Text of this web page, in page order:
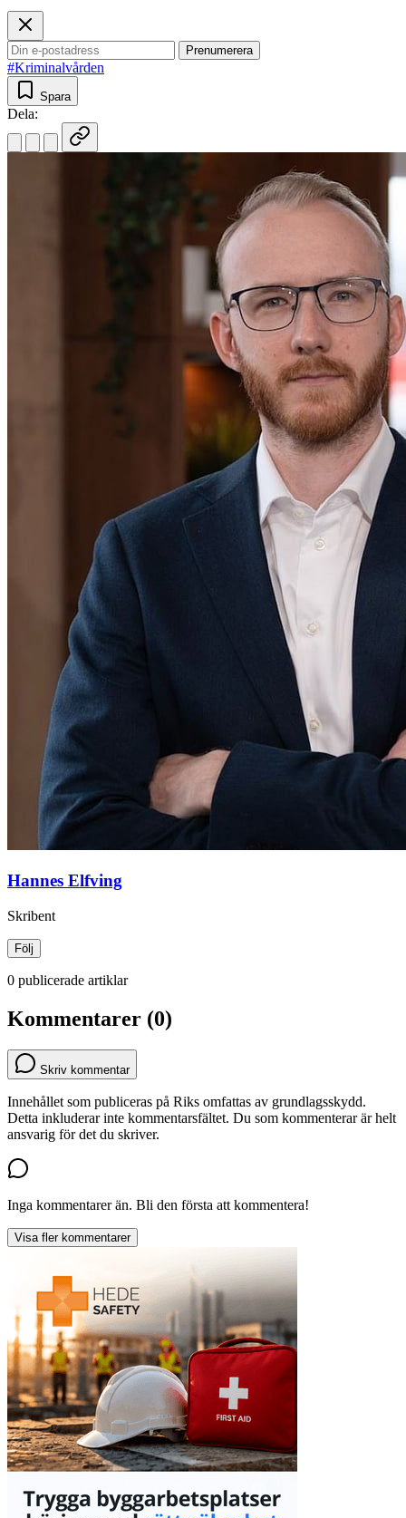
Prenumerera
#Kriminalvården
Spara
Dela:
Hannes Elfving
Skribent
Följ
0 publicerade artiklar
Kommentarer (0)
Skriv kommentar
Innehållet som publiceras på Riks omfattas av grundlagsskydd.
Detta inkluderar inte kommentarsfältet. Du som kommenterar är helt
ansvarig för det du skriver.
Inga kommentarer än. Bli den första att kommentera!
Visa fler kommentarer